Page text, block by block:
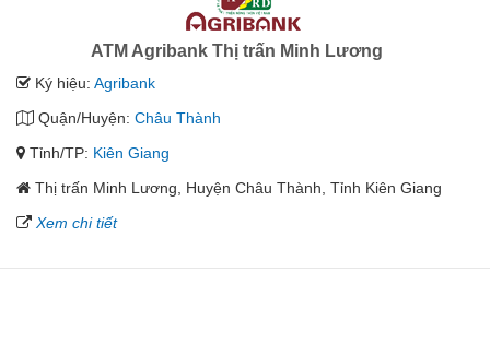
ATM Agribank Thị trấn Minh Lương
Ký hiệu: Agribank
Quận/Huyện: Châu Thành
Tỉnh/TP: Kiên Giang
Thị trấn Minh Lương, Huyện Châu Thành, Tỉnh Kiên Giang
Xem chi tiết